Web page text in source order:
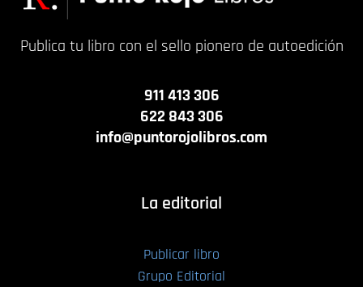
Publica tu libro con el sello pionero de autoedición
911 413 306
622 843 306
info@puntorojolibros.com
La editorial
Publicar libro
Grupo Editorial